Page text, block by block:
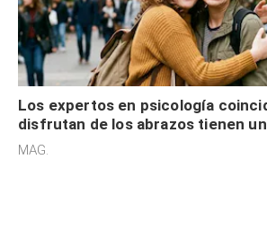
Los expertos en psicología
disfrutan de los abrazos tienen
sensibilidad a los estímulos físicos
MAG.